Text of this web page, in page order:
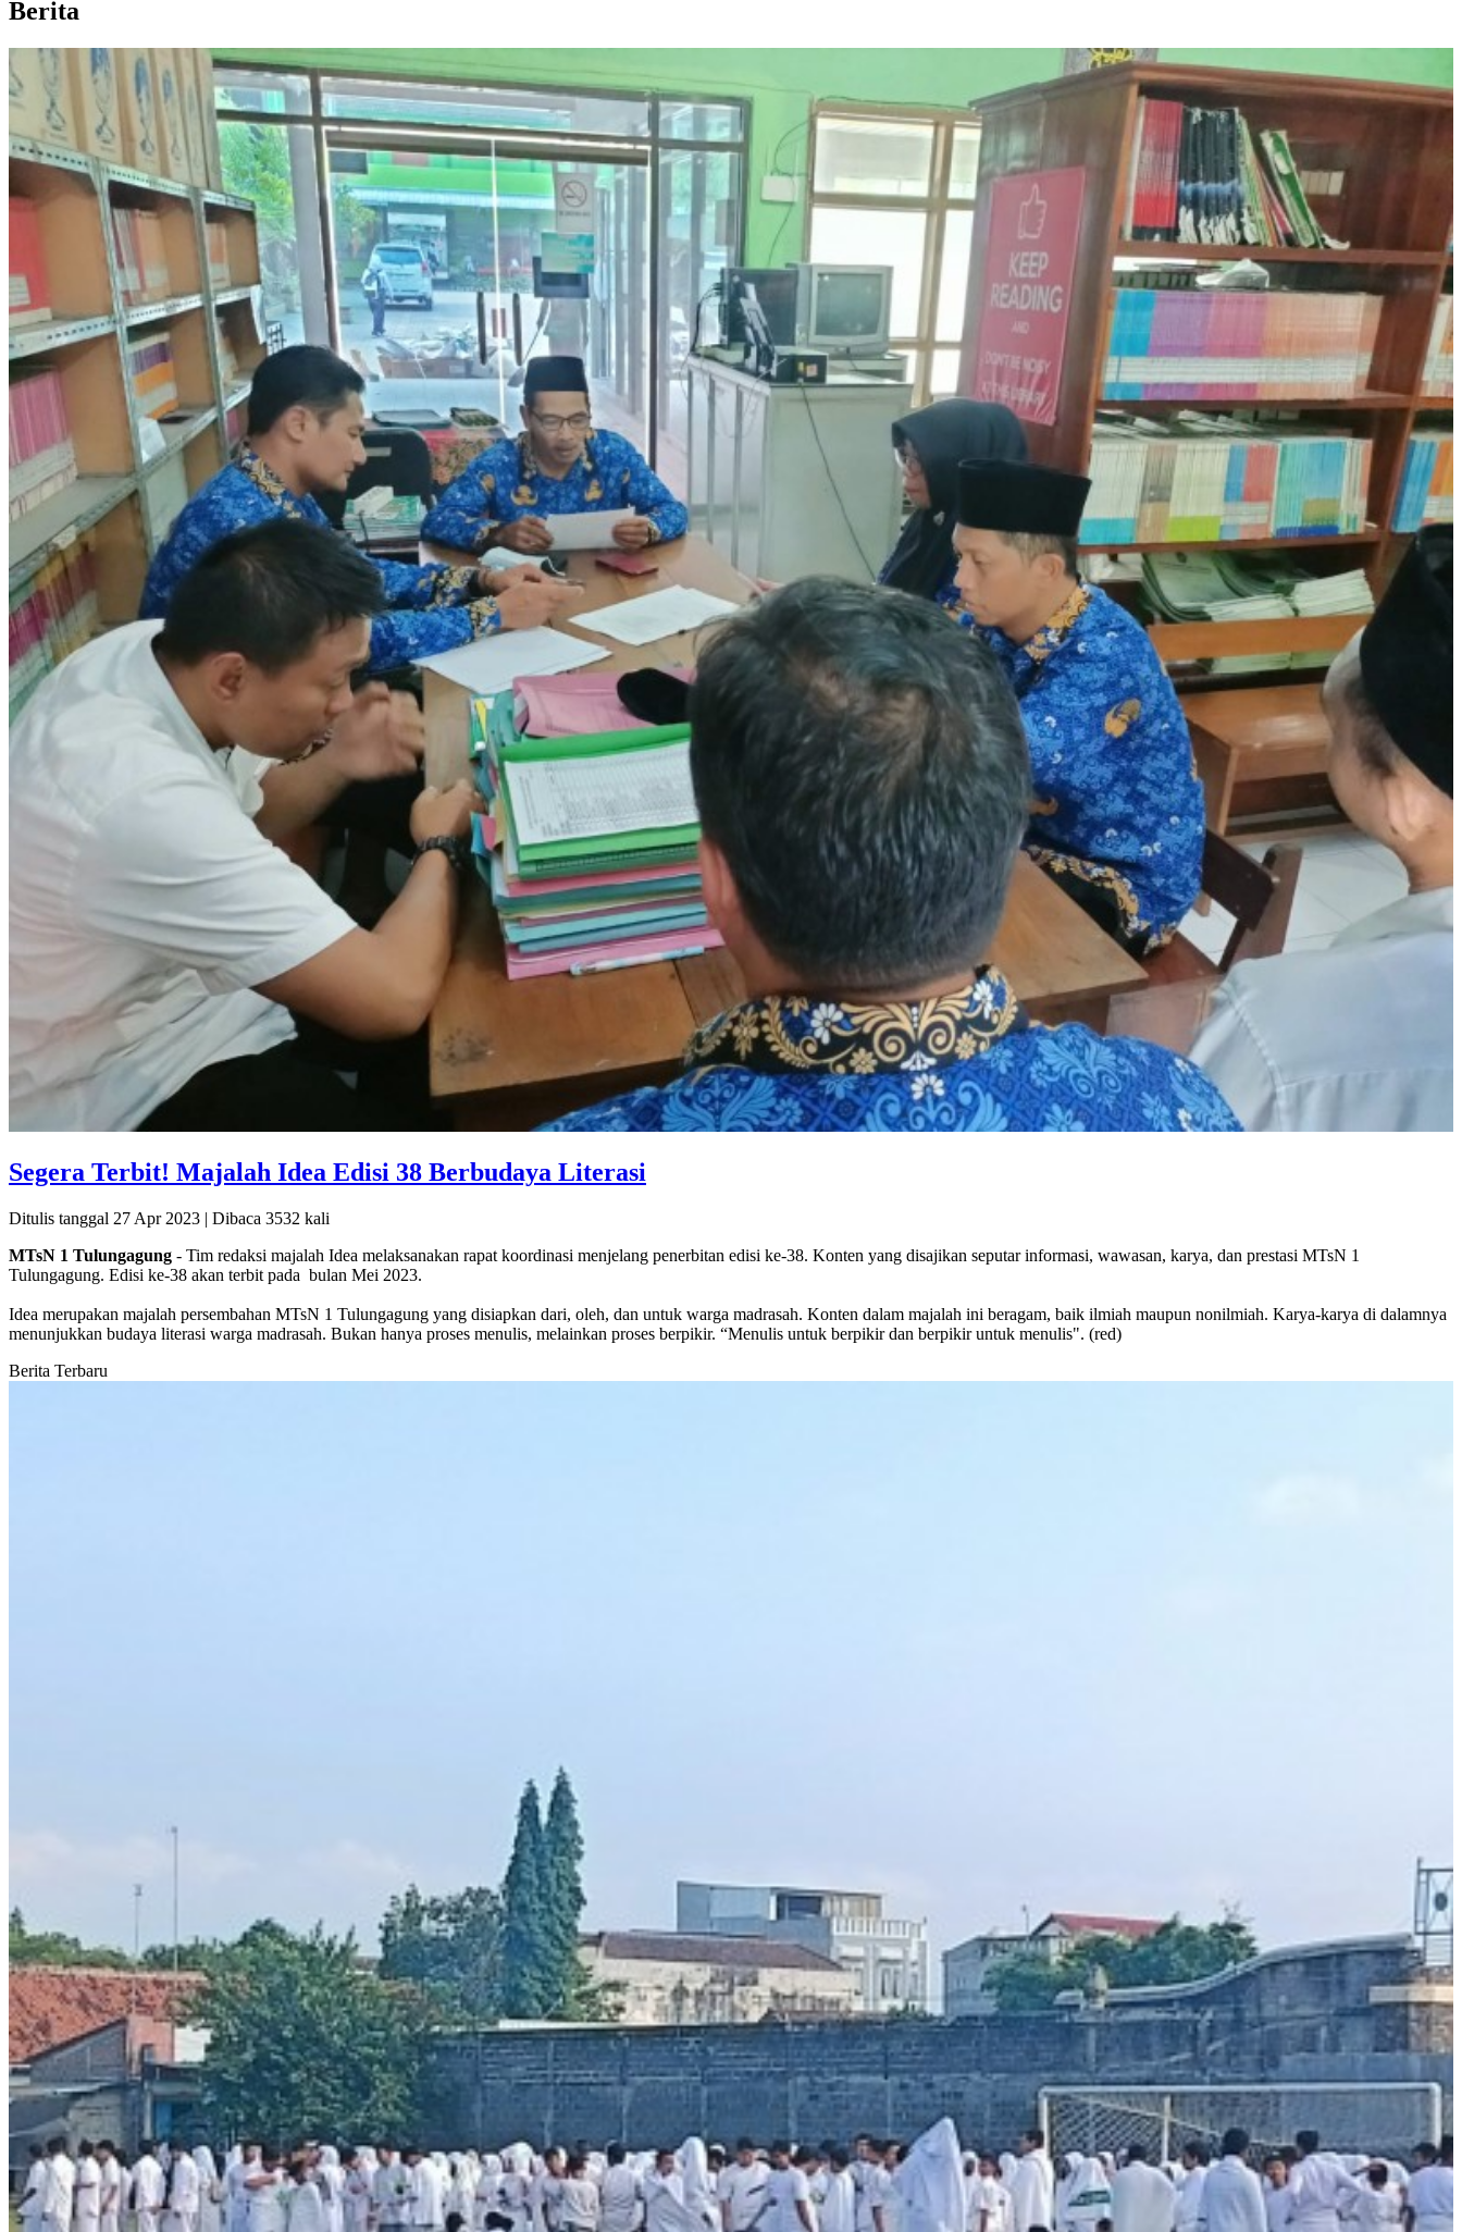
Berita
Segera Terbit! Majalah Idea Edisi 38 Berbudaya Literasi
Ditulis tanggal 27 Apr 2023 | Dibaca 3532 kali
MTsN 1 Tulungagung - Tim redaksi majalah Idea melaksanakan rapat koordinasi menjelang penerbitan edisi ke-38. Konten yang disajikan seputar informasi, wawasan, karya, dan prestasi MTsN 1
Tulungagung. Edisi ke-38 akan terbit pada bulan Mei 2023.
Idea merupakan majalah persembahan MTsN 1 Tulungagung yang disiapkan dari, oleh, dan untuk warga madrasah. Konten dalam majalah ini beragam, baik ilmiah maupun nonilmiah. Karya-karya di dalamnya
menunjukkan budaya literasi warga madrasah. Bukan hanya proses menulis, melainkan proses berpikir. “Menulis untuk berpikir dan berpikir untuk menulis". (red)
Berita Terbaru